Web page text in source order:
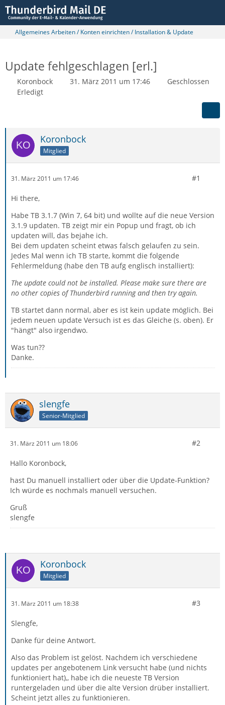
Allgemeines Arbeiten / Konten einrichten / Installation & Update
Update fehlgeschlagen [erl.]
Koronbock 31. März 2011 um 17:46
Geschlossen
Erledigt
Koronbock
Mitglied
31. März 2011 um 17:46 #1
Hi there,
Habe TB 3.1.7 (Win 7, 64 bit) und wollte auf die neue Version
3.1.9 updaten. TB zeigt mir ein Popup und fragt, ob ich
updaten will, das bejahe ich.
Bei dem updaten scheint etwas falsch gelaufen zu sein.
Jedes Mal wenn ich TB starte, kommt die folgende
Fehlermeldung (habe den TB aufg englisch installiert):
The update could not be installed. Please make sure there are
no other copies of Thunderbird running and then try again.
TB startet dann normal, aber es ist kein update möglich. Bei
jedem neuen update Versuch ist es das Gleiche (s. oben). Er
"hängt" also irgendwo.
Was tun??
Danke.
slengfe
Senior-Mitglied
31. März 2011 um 18:06 #2
Hallo Koronbock,
hast Du manuell installiert oder über die Update-Funktion?
Ich würde es nochmals manuell versuchen.
Gruß
slengfe
Koronbock
Mitglied
31. März 2011 um 18:38 #3
Slengfe,
Danke für deine Antwort.
Also das Problem ist gelöst. Nachdem ich verschiedene
updates per angebotenem Link versucht habe (und nichts
funktioniert hat),, habe ich die neueste TB Version
runtergeladen und über die alte Version drüber installiert.
Scheint jetzt alles zu funktionieren.